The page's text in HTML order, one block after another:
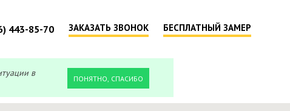
443-85-70 ЗАКАЗАТЬ ЗВОНОК БЕСПЛАТНЫЙ ЗАМЕР
в
ПОНЯТНО, СПАСИБО